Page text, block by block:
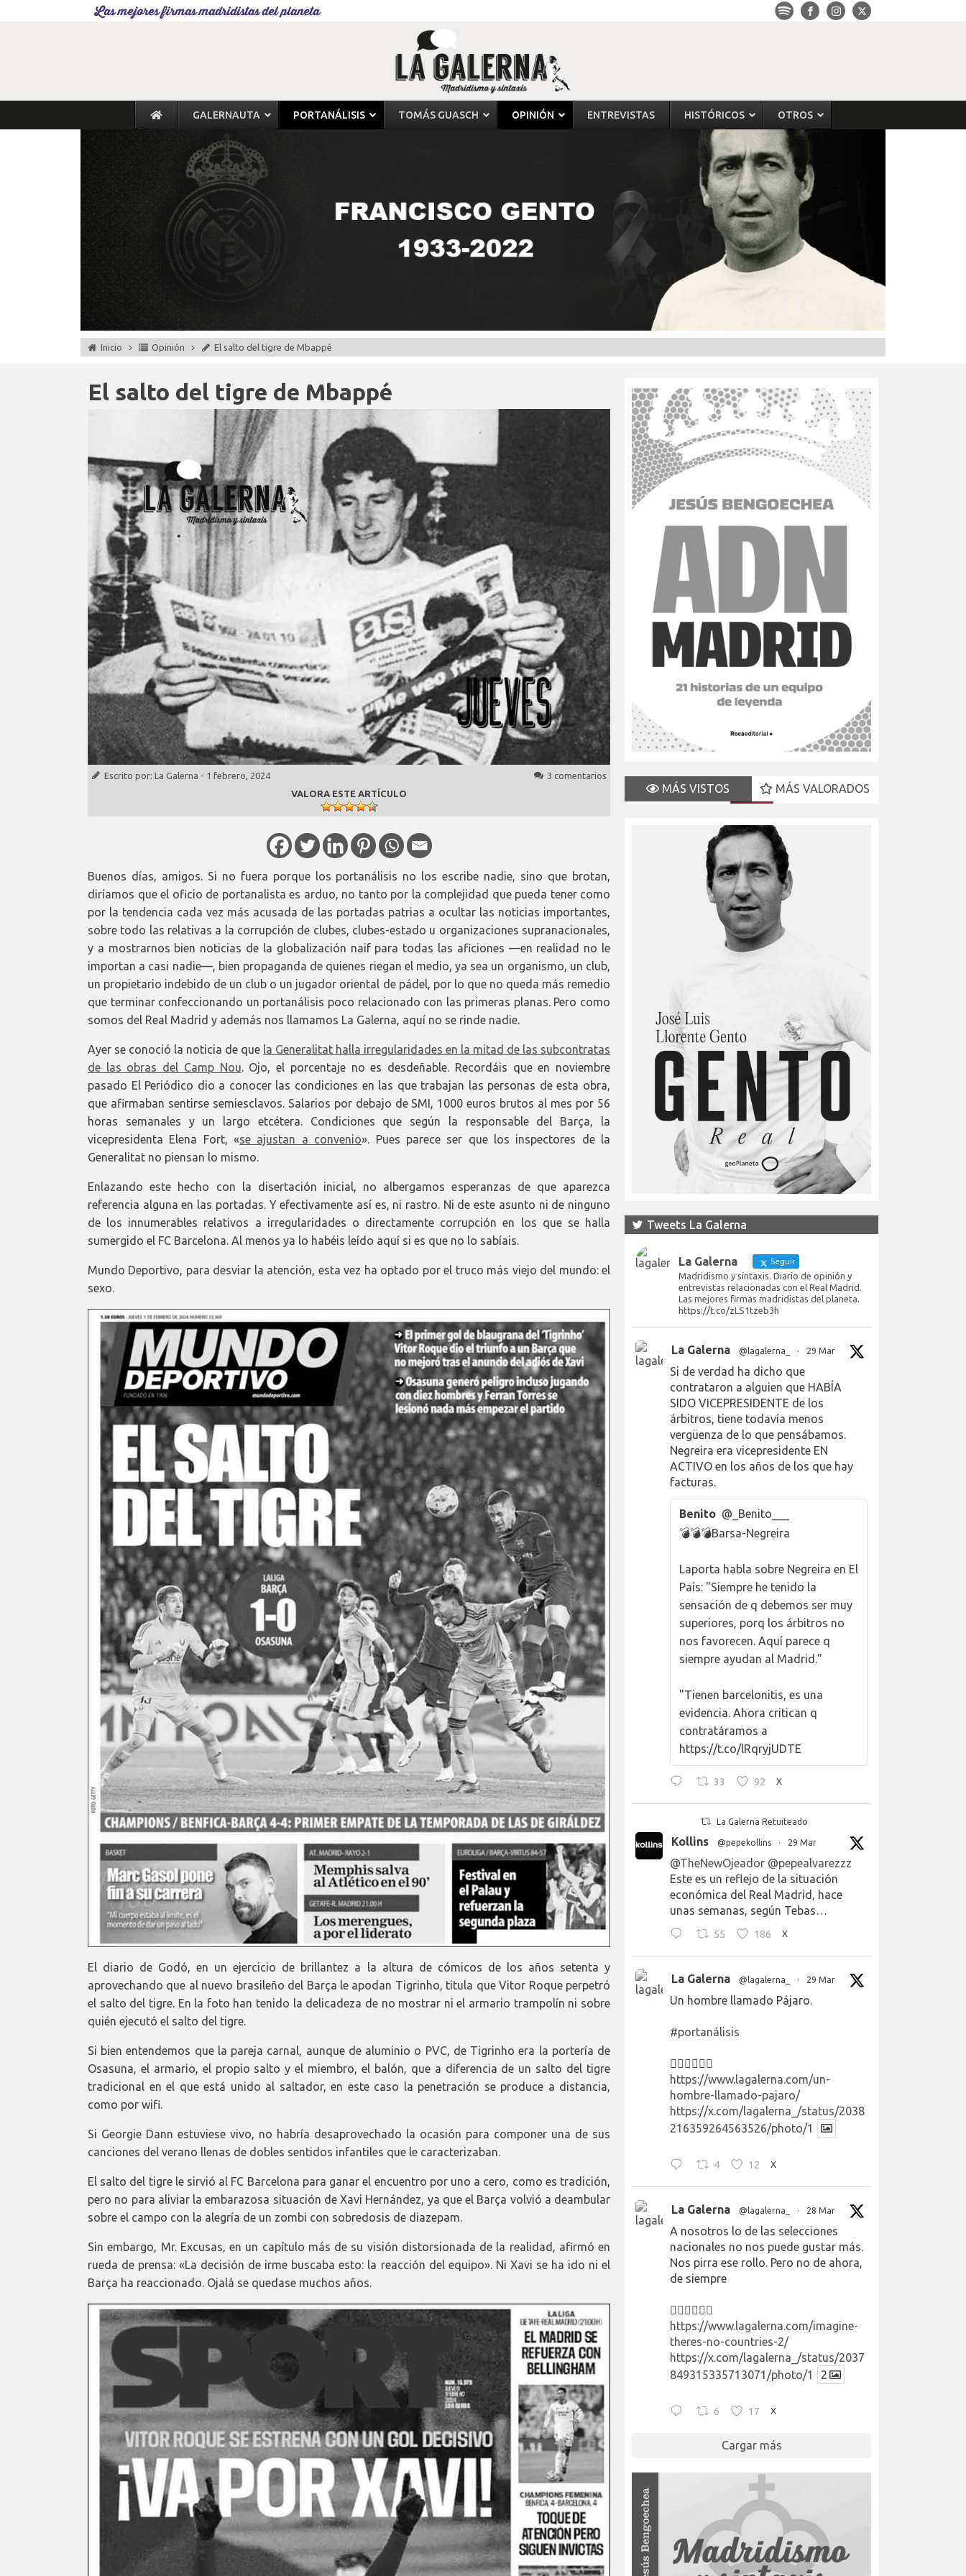
Las mejores firmas madridistas del planeta
GALERNAUTA PORTANÁLISIS TOMÁS GUASCH OPINIÓN ENTREVISTAS HISTÓRICOS OTROS
Inicio Opinión El salto del tigre de Mbappé
El salto del tigre de Mbappé
Escrito por: La Galerna - 1 febrero, 2024
3 comentarios
VALORA ESTE ARTÍCULO
Buenos días, amigos. Si no fuera porque los portanálisis no los escribe nadie, sino que brotan,
diríamos que el oficio de portanalista es arduo, no tanto por la complejidad que pueda tener como
por la tendencia cada vez más acusada de las portadas patrias a ocultar las noticias importantes,
sobre todo las relativas a la corrupción de clubes, clubes-estado u organizaciones supranacionales,
y a mostrarnos bien noticias de la globalización naif para todas las aficiones —en realidad no le
importan a casi nadie—, bien propaganda de quienes riegan el medio, ya sea un organismo, un club,
un propietario indebido de un club o un jugador oriental de pádel, por lo que no queda más remedio
que terminar confeccionando un portanálisis poco relacionado con las primeras planas. Pero como
somos del Real Madrid y además nos llamamos La Galerna, aquí no se rinde nadie.
Ayer se conoció la noticia de que la Generalitat halla irregularidades en la mitad de las subcontratas
de las obras del Camp Nou. Ojo, el porcentaje no es desdeñable. Recordáis que en noviembre
pasado El Periódico dio a conocer las condiciones en las que trabajan las personas de esta obra,
que afirmaban sentirse semiesclavos. Salarios por debajo de SMI, 1000 euros brutos al mes por 56
horas semanales y un largo etcétera. Condiciones que según la responsable del Barça, la
vicepresidenta Elena Fort, «se ajustan a convenio». Pues parece ser que los inspectores de la
Generalitat no piensan lo mismo.
Enlazando este hecho con la disertación inicial, no albergamos esperanzas de que aparezca
referencia alguna en las portadas. Y efectivamente así es, ni rastro. Ni de este asunto ni de ninguno
de los innumerables relativos a irregularidades o directamente corrupción en los que se halla
sumergido el FC Barcelona. Al menos ya lo habéis leído aquí si es que no lo sabíais.
Mundo Deportivo, para desviar la atención, esta vez ha optado por el truco más viejo del mundo: el
sexo.
El diario de Godó, en un ejercicio de brillantez a la altura de cómicos de los años setenta y
aprovechando que al nuevo brasileño del Barça le apodan Tigrinho, titula que Vitor Roque perpetró
el salto del tigre. En la foto han tenido la delicadeza de no mostrar ni el armario trampolín ni sobre
quién ejecutó el salto del tigre.
Si bien entendemos que la pareja carnal, aunque de aluminio o PVC, de Tigrinho era la portería de
Osasuna, el armario, el propio salto y el miembro, el balón, que a diferencia de un salto del tigre
tradicional en el que está unido al saltador, en este caso la penetración se produce a distancia,
como por wifi.
Si Georgie Dann estuviese vivo, no habría desaprovechado la ocasión para componer una de sus
canciones del verano llenas de dobles sentidos infantiles que le caracterizaban.
El salto del tigre le sirvió al FC Barcelona para ganar el encuentro por uno a cero, como es tradición,
pero no para aliviar la embarazosa situación de Xavi Hernández, ya que el Barça volvió a deambular
sobre el campo con la alegría de un zombi con sobredosis de diazepam.
Sin embargo, Mr. Excusas, en un capítulo más de su visión distorsionada de la realidad, afirmó en
rueda de prensa: «La decisión de irme buscaba esto: la reacción del equipo». Ni Xavi se ha ido ni el
Barça ha reaccionado. Ojalá se quedase muchos años.
MÁS VISTOS MÁS VALORADOS
Tweets La Galerna
La Galerna Seguir
Madridismo y sintaxis. Diario de opinión y
entrevistas relacionadas con el Real Madrid.
Las mejores firmas madridistas del planeta.
https://t.co/zLS1tzeb3h
La Galerna @lagalerna_ · 29 Mar
Si de verdad ha dicho que
contrataron a alguien que HABÍA
SIDO VICEPRESIDENTE de los
árbitros, tiene todavía menos
vergüenza de lo que pensábamos.
Negreira era vicepresidente EN
ACTIVO en los años de los que hay
facturas.
Benito @_Benito___
💣💣💣Barsa-Negreira
Laporta habla sobre Negreira en El
País: "Siempre he tenido la
sensación de q debemos ser muy
superiores, porq los árbitros no
nos favorecen. Aquí parece q
siempre ayudan al Madrid."
"Tienen barcelonitis, es una
evidencia. Ahora critican q
contratáramos a
https://t.co/lRqryjUDTE
33 92 X
La Galerna Retuiteado
Kollins @pepekollins · 29 Mar
@TheNewOjeador @pepealvarezzz
Este es un reflejo de la situación
económica del Real Madrid, hace
unas semanas, según Tebas…
55 186 X
La Galerna @lagalerna_ · 29 Mar
Un hombre llamado Pájaro.
#portanálisis
👉🏻👉🏻👉🏻
https://www.lagalerna.com/un-
hombre-llamado-pajaro/
https://x.com/lagalerna_/status/2038
216359264563526/photo/1
4 12 X
La Galerna @lagalerna_ · 28 Mar
A nosotros lo de las selecciones
nacionales no nos puede gustar más.
Nos pirra ese rollo. Pero no de ahora,
de siempre
👉🏻👉🏻👉🏻
https://www.lagalerna.com/imagine-
theres-no-countries-2/
https://x.com/lagalerna_/status/2037
849315335713071/photo/1
2
6 17 X
Cargar más